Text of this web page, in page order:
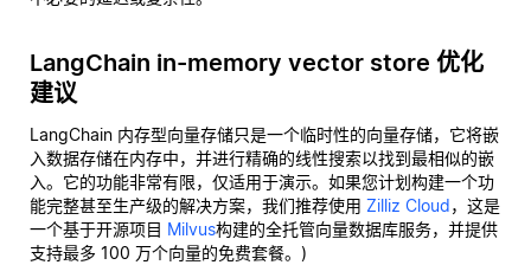
LangChain in-memory vector store 优化
建议
LangChain 内存型向量存储只是一个临时性的向量存储，它将嵌
入数据存储在内存中，并进行精确的线性搜索以找到最相似的嵌
入。它的功能非常有限，仅适用于演示。如果您计划构建一个功
能完整甚至生产级的解决方案，我们推荐使用 Zilliz Cloud，这是
一个基于开源项目 Milvus构建的全托管向量数据库服务，并提供
支持最多 100 万个向量的免费套餐。)